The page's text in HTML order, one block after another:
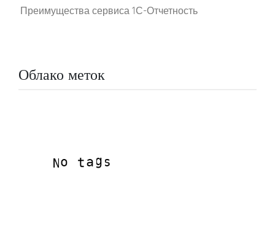
Преимущества сервиса 1С-Отчетность
Облако меток